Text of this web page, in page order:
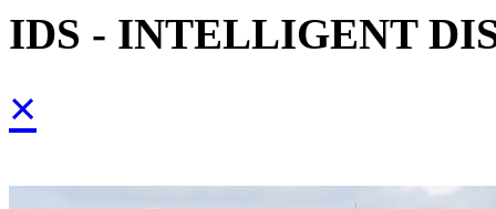
IDS - INTELLIGENT
×